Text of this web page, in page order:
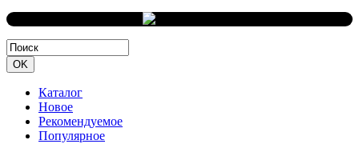
Каталог
Новое
Рекомендуемое
Популярное